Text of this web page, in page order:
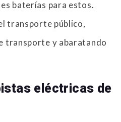
baterías para estos.
transporte público,
transporte y abaratando
eléctricas de